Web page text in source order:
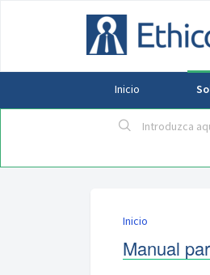
Inicio
Inicio
Manual